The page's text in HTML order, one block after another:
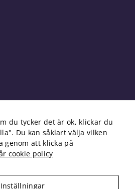
du tycker det är ok, klickar du
Du kan såklart välja vilken
genom att klicka på
cookie policy
Inställningar